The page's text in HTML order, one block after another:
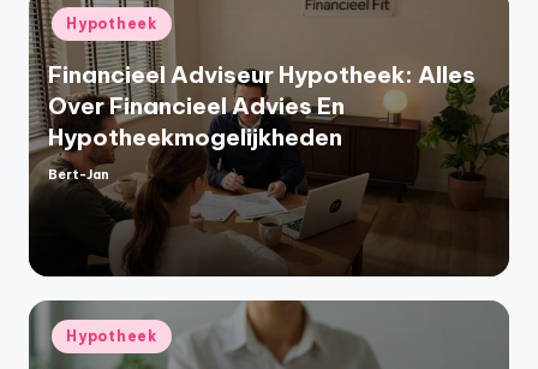
Geplaatst
in
Hypotheek
Financieel Adviseur Hypotheek: Alles
Over Financieel Advies En
Hypotheekmogelijkheden
Geplaatst
Bert-Jan
Geplaatst
in
Hypotheek